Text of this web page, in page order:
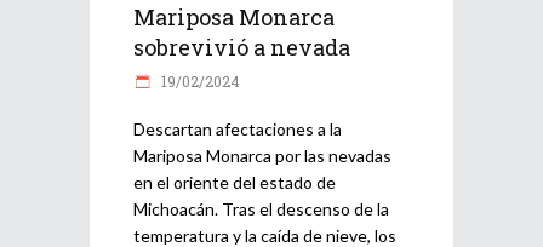
Mariposa Monarca
sobrevivió a nevada
19/02/2024
Descartan afectaciones a la
Mariposa Monarca por las nevadas
en el oriente del estado de
Michoacán. Tras el descenso de la
temperatura y la caída de nieve, los